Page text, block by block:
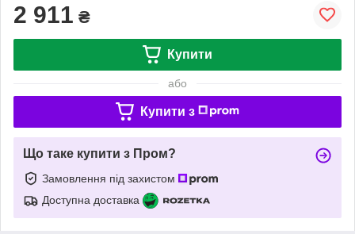
2 911 ₴
Купити
або
Купити з
Що таке купити з Пром?
Замовлення під захистом
Доступна доставка